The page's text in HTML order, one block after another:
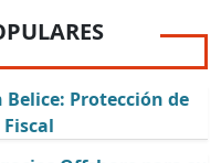
Protección de